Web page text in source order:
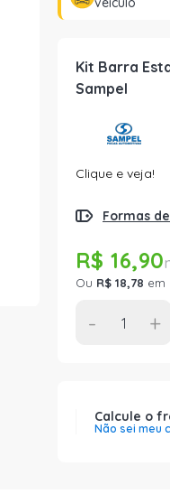
Kit Barra
Sampel
Clique e veja!
Formas
R$ 16,90
Ou R$ 18,78 em
- +
Calcule o
Não sei meu